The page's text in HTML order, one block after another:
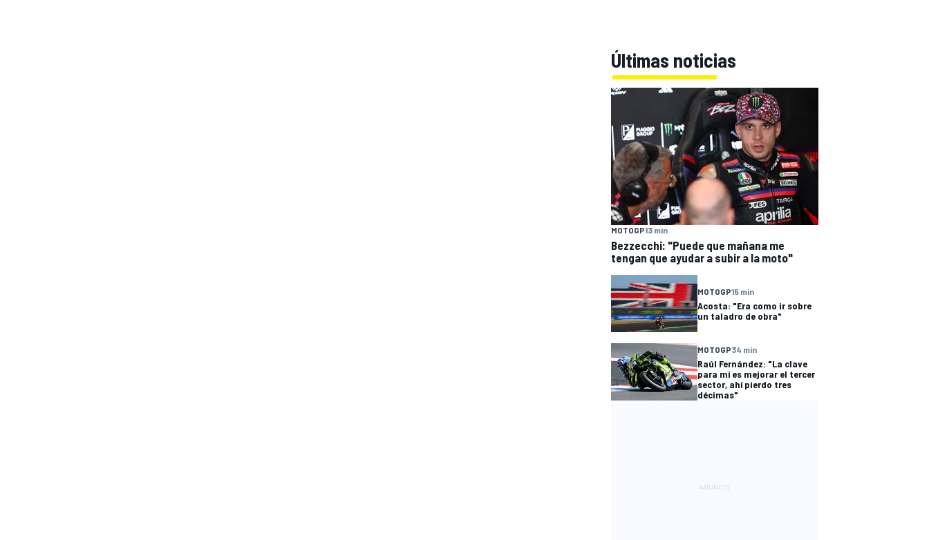
Últimas noticias
MOTOGP13 min
Bezzecchi: "Puede que mañana me
tengan que ayudar a subir a la moto"
MOTOGP15 min
Acosta: "Era como ir sobre
un taladro de obra"
MOTOGP34 min
Raúl Fernández: "La clave
para mí es mejorar el tercer
sector, ahí pierdo tres
décimas"